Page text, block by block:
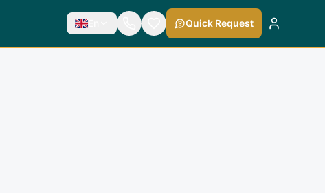
En Quick Request